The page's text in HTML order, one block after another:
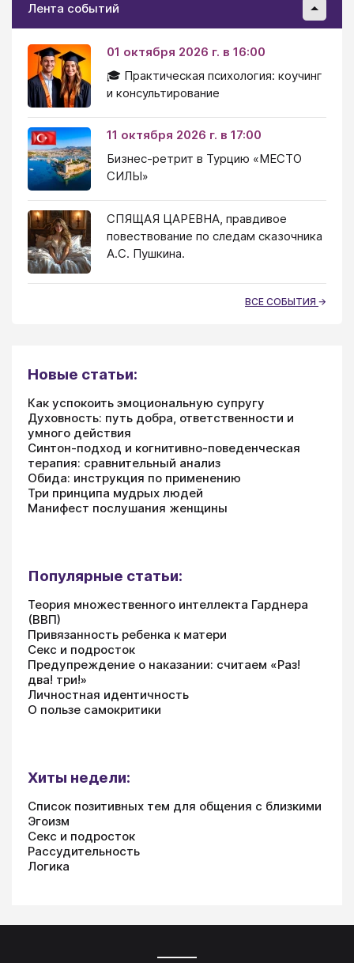
Лента событий
01 октября 2026 г. в 16:00
🎓 Практическая психология: коучинг
и консультирование
11 октября 2026 г. в 17:00
Бизнес-ретрит в Турцию «МЕСТО
СИЛЫ»
СПЯЩАЯ ЦАРЕВНА, правдивое
повествование по следам сказочника
А.С. Пушкина.
ВСЕ СОБЫТИЯ
Новые статьи:
Как успокоить эмоциональную супругу
Духовность: путь добра, ответственности и
умного действия
Синтон-подход и когнитивно-поведенческая
терапия: сравнительный анализ
Обида: инструкция по применению
Три принципа мудрых людей
Манифест послушания женщины
Популярные статьи:
Теория множественного интеллекта Гарднера
(ВВП)
Привязанность ребенка к матери
Секс и подросток
Предупреждение о наказании: считаем «Раз!
два! три!»
Личностная идентичность
О пользе самокритики
Хиты недели:
Список позитивных тем для общения с близкими
Эгоизм
Секс и подросток
Рассудительность
Логика